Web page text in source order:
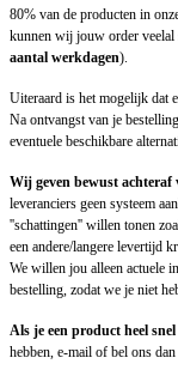
80% van de producten in
kunnen wij jouw order
aantal werkdagen).
Uiteraard is het mogelijk dat
Na ontvangst van je
eventuele beschikbare
Wij geven bewust
leveranciers geen systeem
''schattingen'' willen tonen
een andere/langere levertijd
We willen jou alleen actuele
bestelling, zodat we je niet
Als je een product heel
hebben, e-mail of bel ons